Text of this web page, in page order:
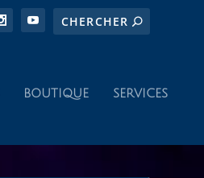
BOUTIQUE SERVICES